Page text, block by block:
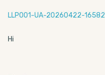
LLP001-UA-20260422-16582
Ні